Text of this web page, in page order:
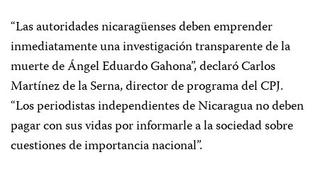
“Las autoridades nicaragüenses deben emprender
inmediatamente una investigación transparente de la
muerte de Ángel Eduardo Gahona”, declaró Carlos
Martínez de la Serna, director de programa del CPJ.
“Los periodistas independientes de Nicaragua no deben
pagar con sus vidas por informarle a la sociedad sobre
cuestiones de importancia nacional”.